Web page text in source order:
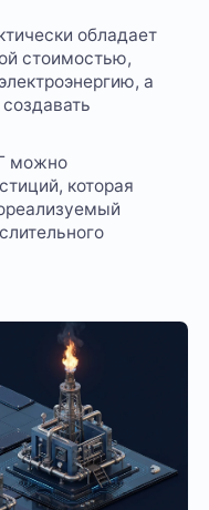
обладает
стоимостью,
а
можно
которая